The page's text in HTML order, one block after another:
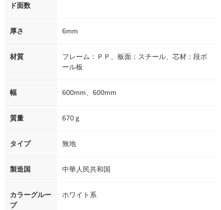
ド面数
厚さ 6mm
材質
フレーム：ＰＰ、板面：スチール、芯材：段ボ
ール板
幅 600mm、600mm
質量 670ｇ
タイプ 無地
製造国 中華人民共和国
カラーグルー
プ
ホワイト系